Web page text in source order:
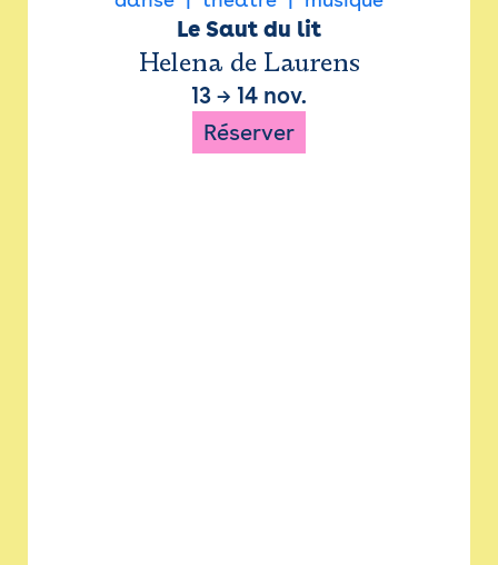
Le Saut du lit
Helena de Laurens
13 → 14 nov.
Réserver